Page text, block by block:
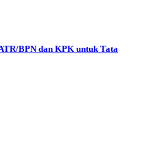
BPN dan KPK untuk Tata